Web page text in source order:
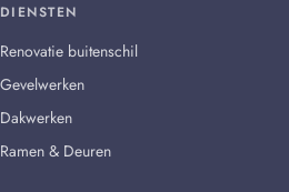
DIENSTEN
Renovatie buitenschil
Gevelwerken
Dakwerken
Ramen & Deuren